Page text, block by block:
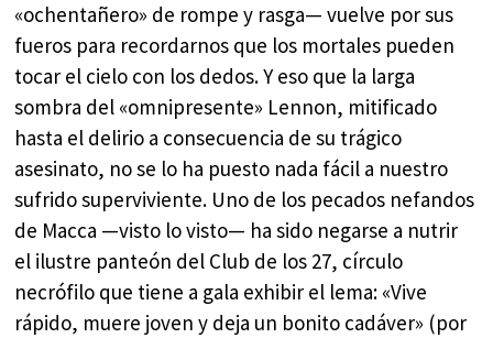
«ochentañero» de rompe y rasga— vuelve por sus
fueros para recordarnos que los mortales pueden
tocar el cielo con los dedos. Y eso que la larga
sombra del «omnipresente» Lennon, mitificado
hasta el delirio a consecuencia de su trágico
asesinato, no se lo ha puesto nada fácil a nuestro
sufrido superviviente. Uno de los pecados nefandos
de Macca —visto lo visto— ha sido negarse a nutrir
el ilustre panteón del Club de los 27, círculo
necrófilo que tiene a gala exhibir el lema: «Vive
rápido, muere joven y deja un bonito cadáver» (por